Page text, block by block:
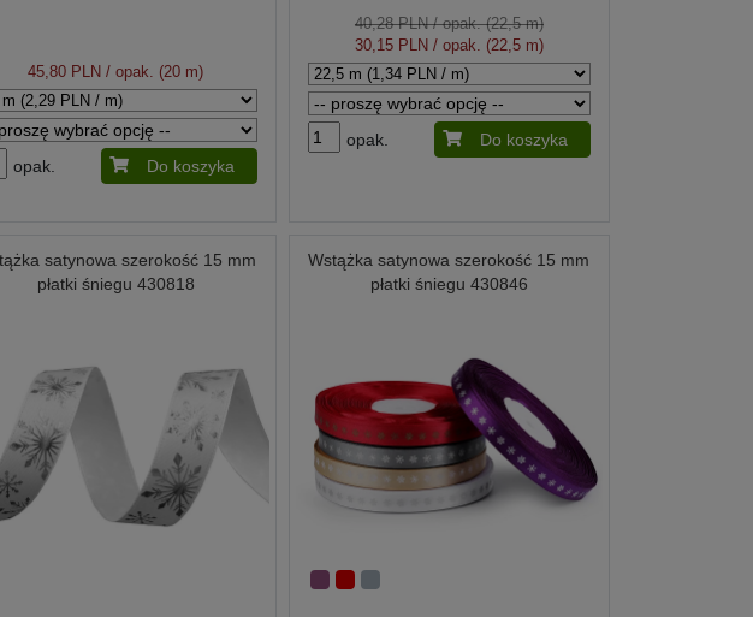
45,80 PLN / opak. (20 m)
opak. Do koszyka
40,28 PLN/ opak. (22,5 m)
30,15 PLN/ opak. (22,5 m)
opak. Do koszyka
satynowa szerokość 15 mm
płatki śniegu 430818
Wstążka satynowa szerokość 15 mm
płatki śniegu 430846